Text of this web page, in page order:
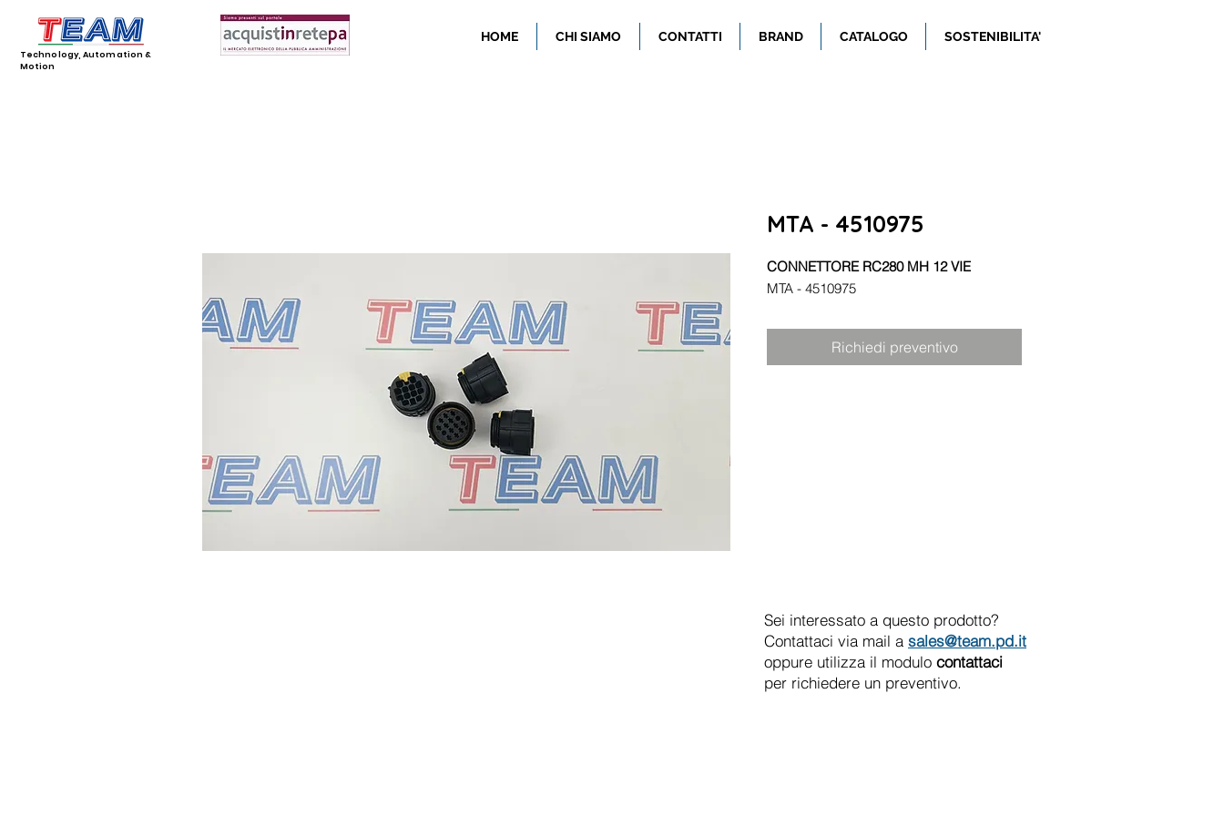
Technology, Automation &
Motion
HOME CHI SIAMO CONTATTI BRAND CATALOGO SOSTENIBILITA'
MTA - 4510975
CONNETTORE RC280 MH 12 VIE
MTA - 4510975
Richiedi preventivo
Sei interessato a questo prodotto?
Contattaci via mail a sales@team.pd.it
oppure utilizza il modulo contattaci
per richiedere un preventivo.